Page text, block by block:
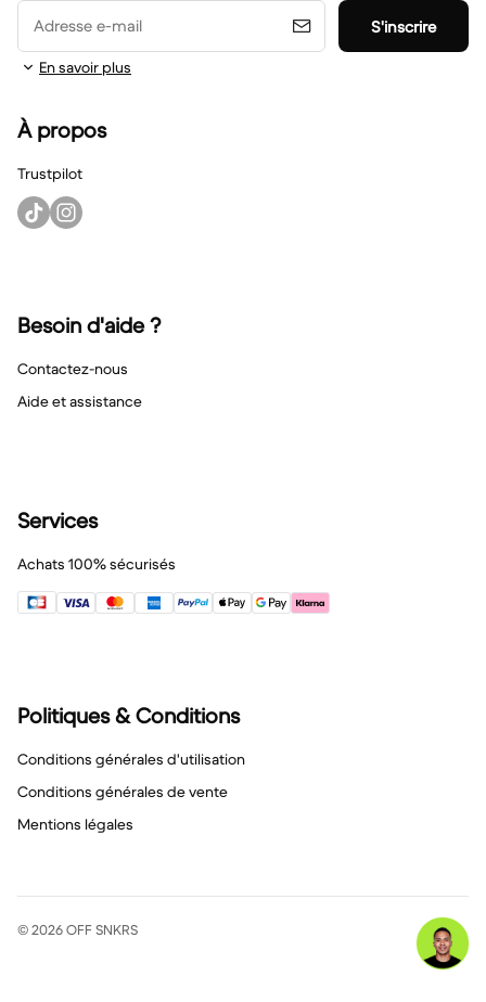
Adresse e-mail S'inscrire
En savoir plus
À propos
Trustpilot
Besoin d'aide ?
Contactez-nous
Aide et assistance
Services
Achats 100% sécurisés
Politiques & Conditions
Conditions générales d'utilisation
Conditions générales de vente
Mentions légales
© 2026 OFF SNKRS